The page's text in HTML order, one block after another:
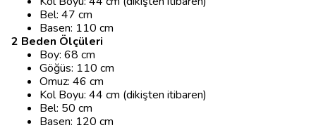
Bel: 47 cm
Basen: 110 cm
2 Beden Ölçüleri
Boy: 68 cm
Göğüs: 110 cm
Omuz: 46 cm
Kol Boyu: 44 cm (dikişten itibaren)
Bel: 50 cm
Basen: 120 cm